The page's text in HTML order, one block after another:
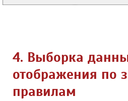
4. Выборка
отображения по
правилам